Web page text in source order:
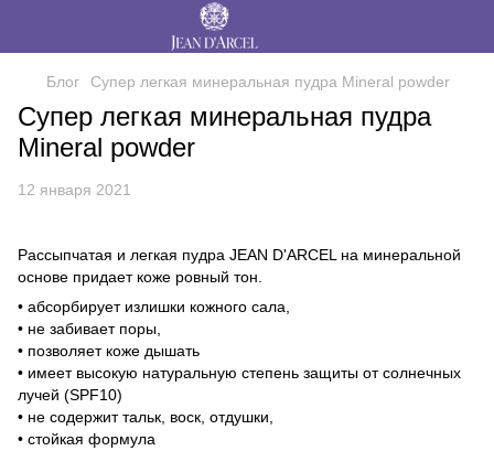
Блог Супер легкая минеральная пудра Mineral powder
Супер легкая минеральная пудра
Mineral powder
12 января 2021
Рассыпчатая и легкая пудра JEAN D'ARCEL на минеральной
основе придает коже ровный тон.
• абсорбирует излишки кожного сала,
• не забивает поры,
• позволяет коже дышать
• имеет высокую натуральную степень защиты от солнечных
лучей (SPF10)
• не содержит тальк, воск, отдушки,
• стойкая формула